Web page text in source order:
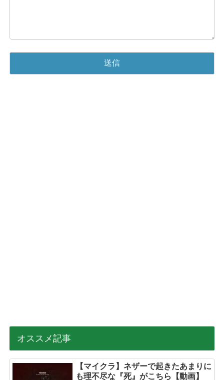
オススメ記事
【マイクラ】ネザーで起きたあまりに
も理不尽な『死』がこちら【動画】